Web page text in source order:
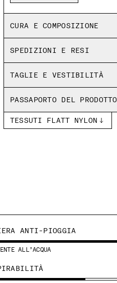
Mesh interno
Tinto in capo
Regular fit
CURA E COMPOSIZIONE
SPEDIZIONI E RESI
TAGLIE E VESTIBILITÀ
PASSAPORTO DEL PRODOTTO
TESSUTI FLATT NYLON
ANTI-PIOGGIA
ALL’ACQUA